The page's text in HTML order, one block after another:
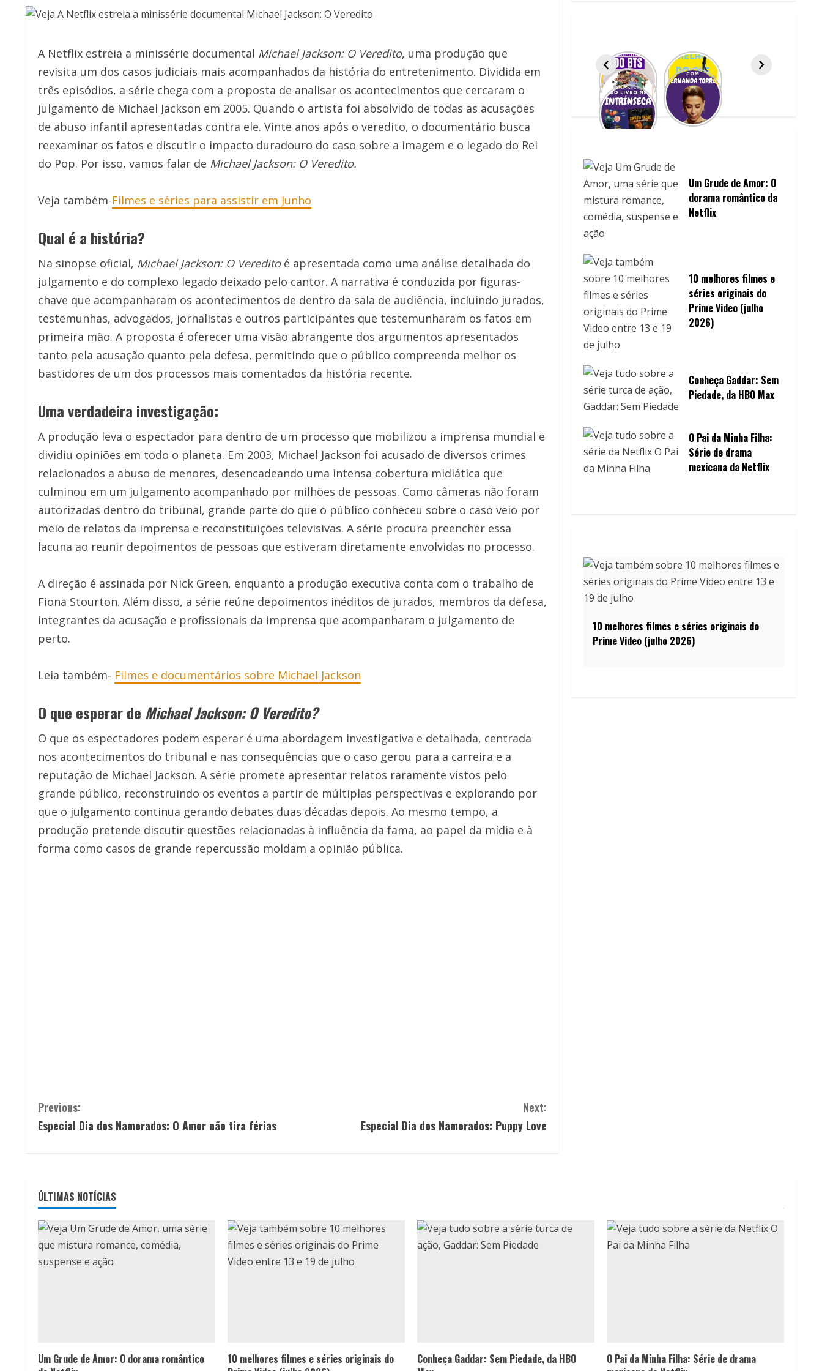
A Netflix estreia a minissérie documental Michael Jackson: O Veredito, uma produção que
revisita um dos casos judiciais mais acompanhados da história do entretenimento. Dividida em
três episódios, a série chega com a proposta de analisar os acontecimentos que cercaram o
julgamento de Michael Jackson em 2005. Quando o artista foi absolvido de todas as acusações
de abuso infantil apresentadas contra ele. Vinte anos após o veredito, o documentário busca
reexaminar os fatos e discutir o impacto duradouro do caso sobre a imagem e o legado do Rei
do Pop. Por isso, vamos falar de Michael Jackson: O Veredito.
Veja também-Filmes e séries para assistir em Junho
Qual é a história?
Na sinopse oficial, Michael Jackson: O Vereditoé apresentada como uma análise detalhada do
julgamento e do complexo legado deixado pelo cantor. A narrativa é conduzida por figuras-
chave que acompanharam os acontecimentos de dentro da sala de audiência, incluindo jurados,
testemunhas, advogados, jornalistas e outros participantes que testemunharam os fatos em
primeira mão. A proposta é oferecer uma visão abrangente dos argumentos apresentados
tanto pela acusação quanto pela defesa, permitindo que o público compreenda melhor os
bastidores de um dos processos mais comentados da história recente.
Uma verdadeira investigação:
A produção leva o espectador para dentro de um processo que mobilizou a imprensa mundial e
dividiu opiniões em todo o planeta. Em 2003, Michael Jackson foi acusado de diversos crimes
relacionados a abuso de menores, desencadeando uma intensa cobertura midiática que
culminou em um julgamento acompanhado por milhões de pessoas. Como câmeras não foram
autorizadas dentro do tribunal, grande parte do que o público conheceu sobre o caso veio por
meio de relatos da imprensa e reconstituições televisivas. A série procura preencher essa
lacuna ao reunir depoimentos de pessoas que estiveram diretamente envolvidas no processo.
A direção é assinada por Nick Green, enquanto a produção executiva conta com o trabalho de
Fiona Stourton. Além disso, a série reúne depoimentos inéditos de jurados, membros da defesa,
integrantes da acusação e profissionais da imprensa que acompanharam o julgamento de
perto.
Leia também- Filmes e documentários sobre Michael Jackson
O que esperar de Michael Jackson: O Veredito?
O que os espectadores podem esperar é uma abordagem investigativa e detalhada, centrada
nos acontecimentos do tribunal e nas consequências que o caso gerou para a carreira e a
reputação de Michael Jackson. A série promete apresentar relatos raramente vistos pelo
grande público, reconstruindo os eventos a partir de múltiplas perspectivas e explorando por
que o julgamento continua gerando debates duas décadas depois. Ao mesmo tempo, a
produção pretende discutir questões relacionadas à influência da fama, ao papel da mídia e à
forma como casos de grande repercussão moldam a opinião pública.
C
o
t
i
n
u
Previous:
Especial Dia dos Namorados: O Amor não tira férias
Next:
Especial Dia dos Namorados: Puppy Love
Um Grude de Amor: O
dorama romântico da
Netflix
10 melhores filmes e
séries originais do
Prime Video (julho
2026)
Conheça Gaddar: Sem
Piedade, da HBO Max
O Pai da Minha Filha:
Série de drama
mexicana da Netflix
10 melhores filmes e séries originais do
Prime Video (julho 2026)
ÚLTIMAS NOTÍCIAS
Um Grude de Amor: O dorama romântico
10 melhores filmes e séries originais do
Conheça Gaddar: Sem Piedade, da HBO
O Pai da Minha Filha: Série de drama